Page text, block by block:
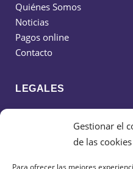
Gestionar el
de las cookies
Para ofrecer las mejores
Quiénes Somos
Noticias
Pagos online
Contacto
LEGALES